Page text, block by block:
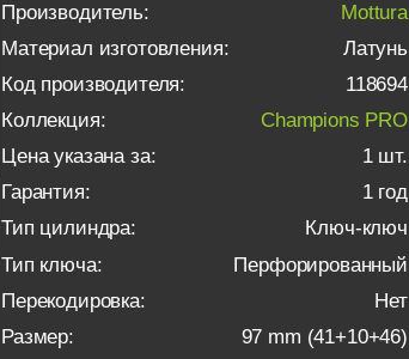
Производитель:
Mottura
Материал изготовления:
Латунь
Код производителя:
118694
Коллекция:
Champions PRO
Цена указана за:
1 шт.
Гарантия:
1 год
Тип цилиндра:
Ключ-ключ
Тип ключа:
Перфорированный
Перекодировка:
Нет
Размер:
97 mm (41+10+46)